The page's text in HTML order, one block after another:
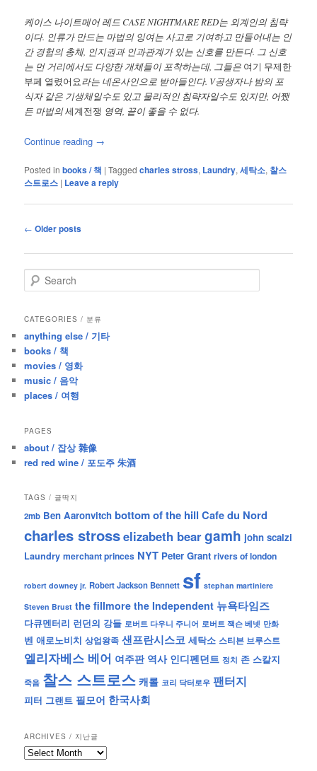
케이스 나이트메어 레드 CASE NIGHTMARE RED는 외계인의 침략
이다. 인류가 만드는 마법의 잉여는 사고로 기여하고 만들어내는 인
간 경험의 총체, 인지권과 인과관계가 있는 신호를 만든다. 그 신호
는 먼 거리에서도 다양한 개체들이 포착하는데, 그들은 여기 무제한
부페 열렸어요라는 네온사인으로 받아들인다. V공생자나 밤의 포
식자 같은 기생체일수도 있고 물리적인 침략자일수도 있지만, 어쨌
든 마법의세계전쟁 영역, 끝이 좋을 수 없다.
Continue reading →
Posted in books / 책 |Tagged charles stross, Laundry,세탁소, 찰스
스트로스 | Leave a reply
Post
← Older posts
e
r
h
CATEGORIES / 분류
anything else / 기타
books / 책
movies / 영화
music / 음악
places / 여행
PAGES
about / 잡상 雜像
red red wine / 포도주 朱酒
TAGS / 글딱지
2mb Ben Aaronvitch bottom of the hill Cafe du Nord
charles strosselizabeth beargamh john scalzi
Laundry merchant princes NYT Peter Grant rivers of london
robert downey jr. Robert Jackson Bennett sf stephan martiniere
Steven Brust the fillmore the Independent 뉴욕타임즈
다큐멘터리 런던의 강들 로버트 다우니 주니어 로버트 잭슨 베넷 만화
벤 애로노비치 상업왕족 샌프란시스코 세탁소 스티븐 브루스트
엘리자베스 베어 여주판 역사 인디펜던트 정치 존 스칼지
죽음 찰스 스트로스 캐롤 코리 닥터로우 팬터지
피터 그랜트 필모어 한국사회
ARCHIVES / 지난글
archives